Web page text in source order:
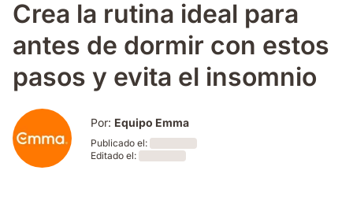
Crea la rutina ideal para
antes de dormir con estos
pasos y evita el insomnio
Por: Equipo Emma
Publicado el:
Editado el: